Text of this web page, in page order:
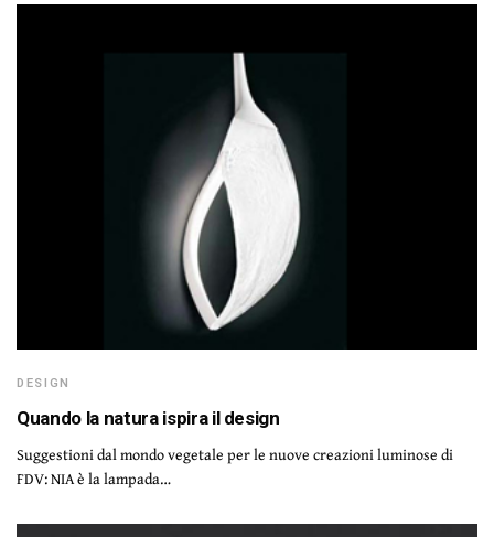
DESIGN
Quando la natura ispira il design
Suggestioni dal mondo vegetale per le nuove creazioni luminose di
FDV: NIA è la lampada…